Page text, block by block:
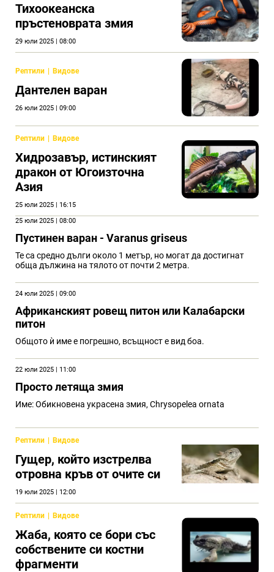
Тихоокеанска
пръстеноврата змия
29 юли 2025 | 08:00
Рептили Видове
Дантелен варан
26 юли 2025 | 09:00
Рептили Видове
Хидрозавър, истинският
дракон от Югоизточна
Азия
25 юли 2025 | 16:15
25 юли 2025 | 08:00
Пустинен варан - Varanus griseus
Те са средно дълги около 1 метър, но могат да достигнат
обща дължина на тялото от почти 2 метра.
24 юли 2025 | 09:00
Африканският ровещ питон или Калабарски
питон
Общото ѝ име е погрешно, всъщност е вид боа.
22 юли 2025 | 11:00
Просто летяща змия
Име: Обикновена украсена змия, Chrysopelea ornata
Рептили Видове
Гущер, който изстрелва
отровна кръв от очите си
19 юли 2025 | 12:00
Рептили Видове
Жаба, която се бори със
собствените си костни
фрагменти